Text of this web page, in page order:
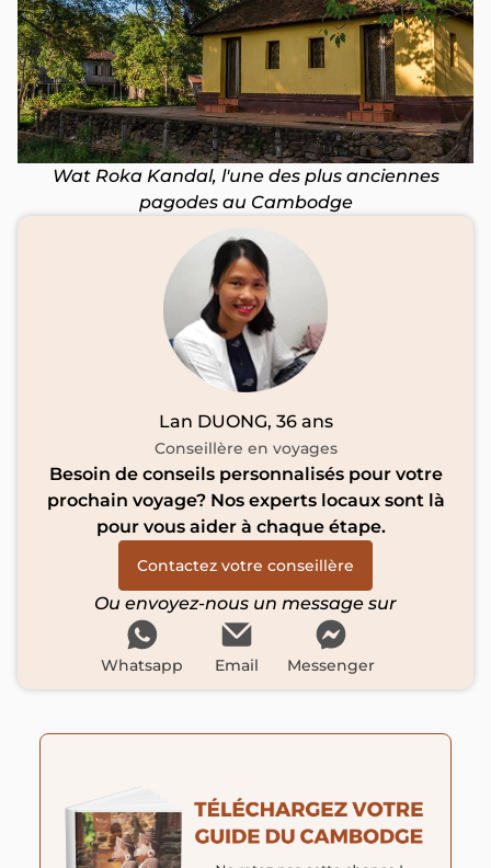
Wat Roka Kandal, l'une des plus anciennes
pagodes au Cambodge
Lan DUONG, 36 ans
Conseillère en voyages
Besoin de conseils personnalisés pour votre
prochain voyage? Nos experts locaux sont là
pour vous aider à chaque étape.
Contactez votre conseillère
Ou envoyez-nous un message sur
Whatsapp Email Messenger